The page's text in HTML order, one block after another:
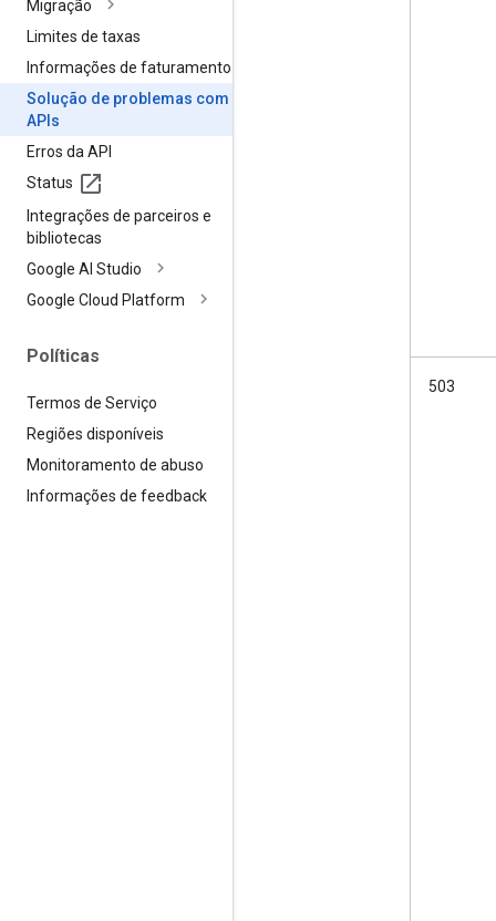
Migração
Limites de taxas
Informações de faturamento
Solução de problemas com
APIs
Erros da API
Status
Integrações de parceiros e
bibliotecas
Google AI Studio
Google Cloud Platform
Políticas
Termos de Serviço
Regiões disponíveis
Monitoramento de abuso
Informações de feedback
503